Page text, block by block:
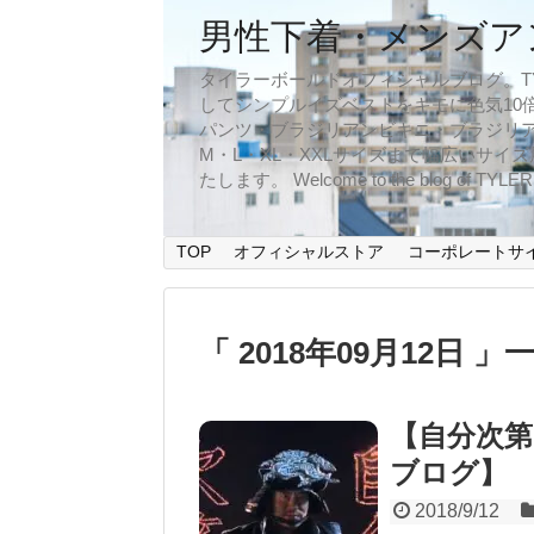
男性下着・メンズ
タイラーボールドオフィシャルブログ。
してシンプルイズベストをキモに色気
パンツ・ブラジリアンビキニ・ブラジリ
M・L・XL・XXLサイズまで幅広いサイ
たします。 Welcome to the blog of
TOP オフィシャルストア コーポレートサ
「 2018年09月12日 」
【自分次
ブログ】
2018/9/12